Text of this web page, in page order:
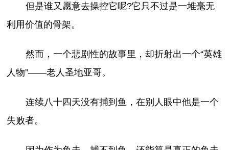
但是谁又愿意去操控它呢?它只不过是一堆毫无
利用价值的骨架。
然而，一个悲剧性的故事里，却折射出一个“英雄
人物”——老人圣地亚哥。
连续八十四天没有捕到鱼，在别人眼中他是一个
失败者。